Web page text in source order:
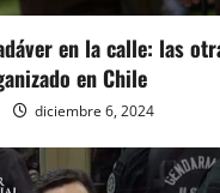
en la calle: las
en Chile
diciembre 6, 2024